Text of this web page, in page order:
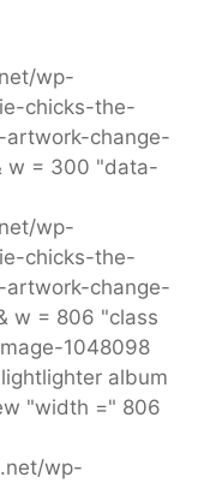
wp-
chicks-the-
artwork-change-
w = 300 "data-
wp-
chicks-the-
artwork-change-
w = 806 "class
1048098
album
"width =" 806
wp-